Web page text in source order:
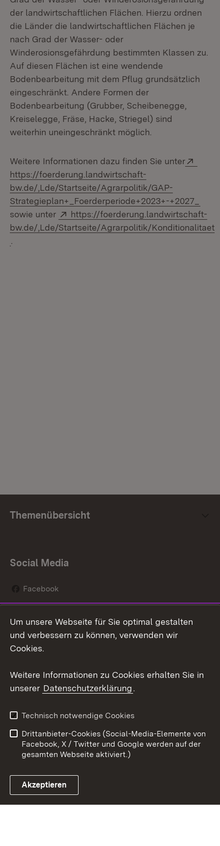
der landwirtschaftlichen Flächen. Hierzu ordnen
die Länder die landwirtschaftlichen Flächen je
nach Grad der Wasser- oder
Winderosionsgefährdung bestimmten Klassen zu.
Auf diesen Flächen ist eine wendende
Bodenbearbeitung mit dem Pflug grundsätzlich
eingeschränkt. Andere Formen der
Bodenbearbeitung (Grubber, Scheibenegge,
Kreiselegge, Fräse, Hacke, Striegel) sind
weiterhin uneingeschränkt möglich.
Weitere Informationen dazu finden Sie unter
https://foerderung.landwirtschaft-
bw.de/,Lde/Startseite/Agrarpolitik/GAP-
Strategieplan+_Foerderperiode+2023+-+2027_
sowie unter
Extern:
https://foerderung.landwirtschaft-
bw.de/,Lde/Startseite/Agrarpolitik/Konditionalitaet
Themenübersicht
Social Media
Facebook
Social Wall
Youtube
Link zum Landesportal
Kontakt
Datenschutz
Barrierefreiheit
Impressum Cookies
Um unsere Webseite für Sie optimal gestalten
und verbessern zu können, verwenden wir
Cookies.
Weitere Informationen zu Cookies erhalten Sie in
unserer Datenschutzerklärung.
Technisch notwendige Cookies
Drittanbieter-Cookies (Social-Media-Elemente von
Facebook, X / Twitter und Google werden auf der
gesamten Webseite aktiviert.)
Akzeptieren